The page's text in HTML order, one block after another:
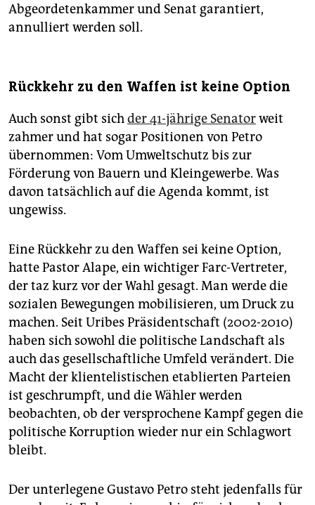
Abgeordetenkammer und Senat garantiert,
annulliert werden soll.
Rückkehr zu den Waffen ist keine Option
Auch sonst gibt sichder 41-jährige Senatorweit
zahmer und hat sogar Positionen von Petro
übernommen: Vom Umweltschutz bis zur
Förderung von Bauern und Kleingewerbe. Was
davon tatsächlich auf die Agenda kommt, ist
ungewiss.
Eine Rückkehr zu den Waffen sei keine Option,
hatte Pastor Alape, ein wichtiger Farc-Vertreter,
der taz kurz vor der Wahl gesagt. Man werde die
sozialen Bewegungen mobilisieren, um Druck zu
machen. Seit Uribes Präsidentschaft (2002-2010)
haben sich sowohl die politische Landschaft als
auch das gesellschaftliche Umfeld verändert. Die
Macht der klientelistischen etablierten Parteien
ist geschrumpft, und die Wähler werden
beobachten, ob der versprochene Kampf gegen die
politische Korruption wieder nur ein Schlagwort
bleibt.
Der unterlegene Gustavo Petro steht jedenfalls für